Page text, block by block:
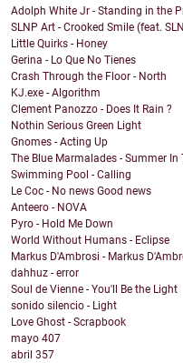
Adolph White Jr - Standing in the
SLNP Art - Crooked Smile (feat.
Little Quirks - Honey
Gerina - Lo Que No Tienes
Crash Through the Floor - North
KJ.exe - Algorithm
Clement Panozzo - Does It Rain ?
Nothin Serious Green Light
Gnomes - Acting Up
The Blue Marmalades - Summer In
Swimming Pool - Calling
Le Coc - No news Good news
Anteero - NOVA
Pyro - Hold Me Down
World Without Humans - Eclipse
Markus D'Ambrosi - Markus
dahhuz - error
Soul de Vienne - You'll Be the Light
sonido silencio - Light
Love Ghost - Scrapbook
mayo 407
abril 357